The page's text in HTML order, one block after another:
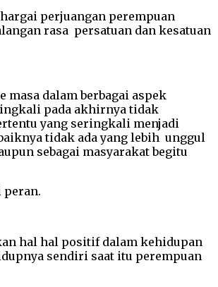
perjuangan perempuan
rasa persatuan dan kesatuan
masa dalam berbagai aspek
pada akhirnya tidak
yang seringkali menjadi
tidak ada yang lebih unggul
sebagai masyarakat begitu
peran.
hal hal positif dalam kehidupan
sendiri saat itu perempuan